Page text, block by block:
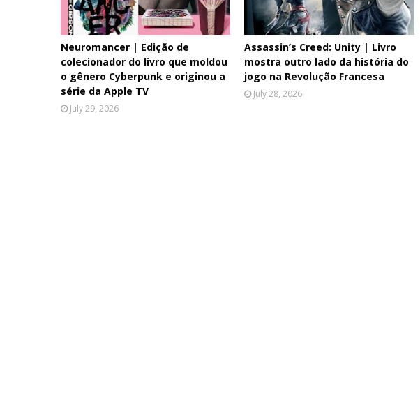
Neuromancer | Edição de
colecionador do livro que moldou
o gênero Cyberpunk e originou a
série da Apple TV
July 29, 2026
Assassin’s Creed: Unity | Livro
mostra outro lado da história do
jogo na Revolução Francesa
July 28, 2026